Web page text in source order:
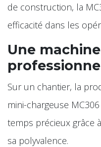
de construction, la
efficacité dans les
Une
Sur un chantier, la
mini-chargeuse
temps précieux grâce
sa polyvalence.